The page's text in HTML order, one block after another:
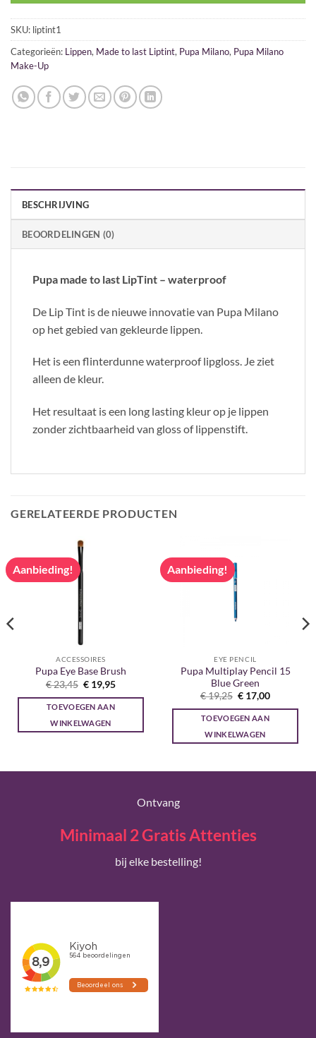
SKU: liptint1
Categorieën: Lippen, Made to last Liptint, Pupa Milano, Pupa Milano
Make-Up
BESCHRIJVING
BEOORDELINGEN (0)
Pupa made to last LipTint – waterproof
De Lip Tint is de nieuwe innovatie van Pupa Milano
op het gebied van gekleurde lippen.
Het is een flinterdunne waterproof lipgloss. Je ziet
alleen de kleur.
Het resultaat is een long lasting kleur op je lippen
zonder zichtbaarheid van gloss of lippenstift.
GERELATEERDE PRODUCTEN
Aanbieding!
ACCESSOIRES
Pupa Eye Base Brush
€23,45 Oorspronkelijke
prijs
was:
€ 23,45.
€ 19,95Huidige
is:
TOEVOEGEN AAN
WINKELWAGEN
Aanbieding!
EYE PENCIL
Pupa Multiplay Pencil 15
Blue Green
€19,25 Oorspronkelijke
prijs
was:
€ 19,25.
€ 17,00Huidige
is:
TOEVOEGEN AAN
WINKELWAGEN
Ontvang
Minimaal 2 Gratis Attenties
bij elke bestelling!